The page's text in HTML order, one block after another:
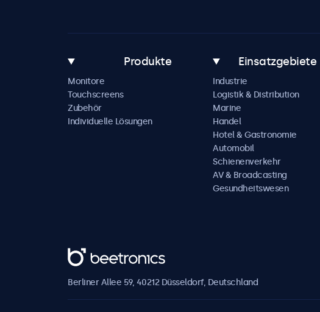
Produkte
Monitore
Touchscreens
Zubehör
Individuelle Lösungen
Einsatzgebiete
Industrie
Logistik & Distribution
Marine
Handel
Hotel & Gastronomie
Automobil
Schienenverkehr
AV & Broadcasting
Gesundheitswesen
Beetronics
Berliner Allee 59, 40212 Düsseldorf, Deutschland